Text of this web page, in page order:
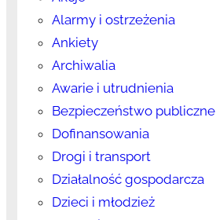
Alarmy i ostrzeżenia
Ankiety
Archiwalia
Awarie i utrudnienia
Bezpieczeństwo publiczne
Dofinansowania
Drogi i transport
Działalność gospodarcza
Dzieci i młodzież